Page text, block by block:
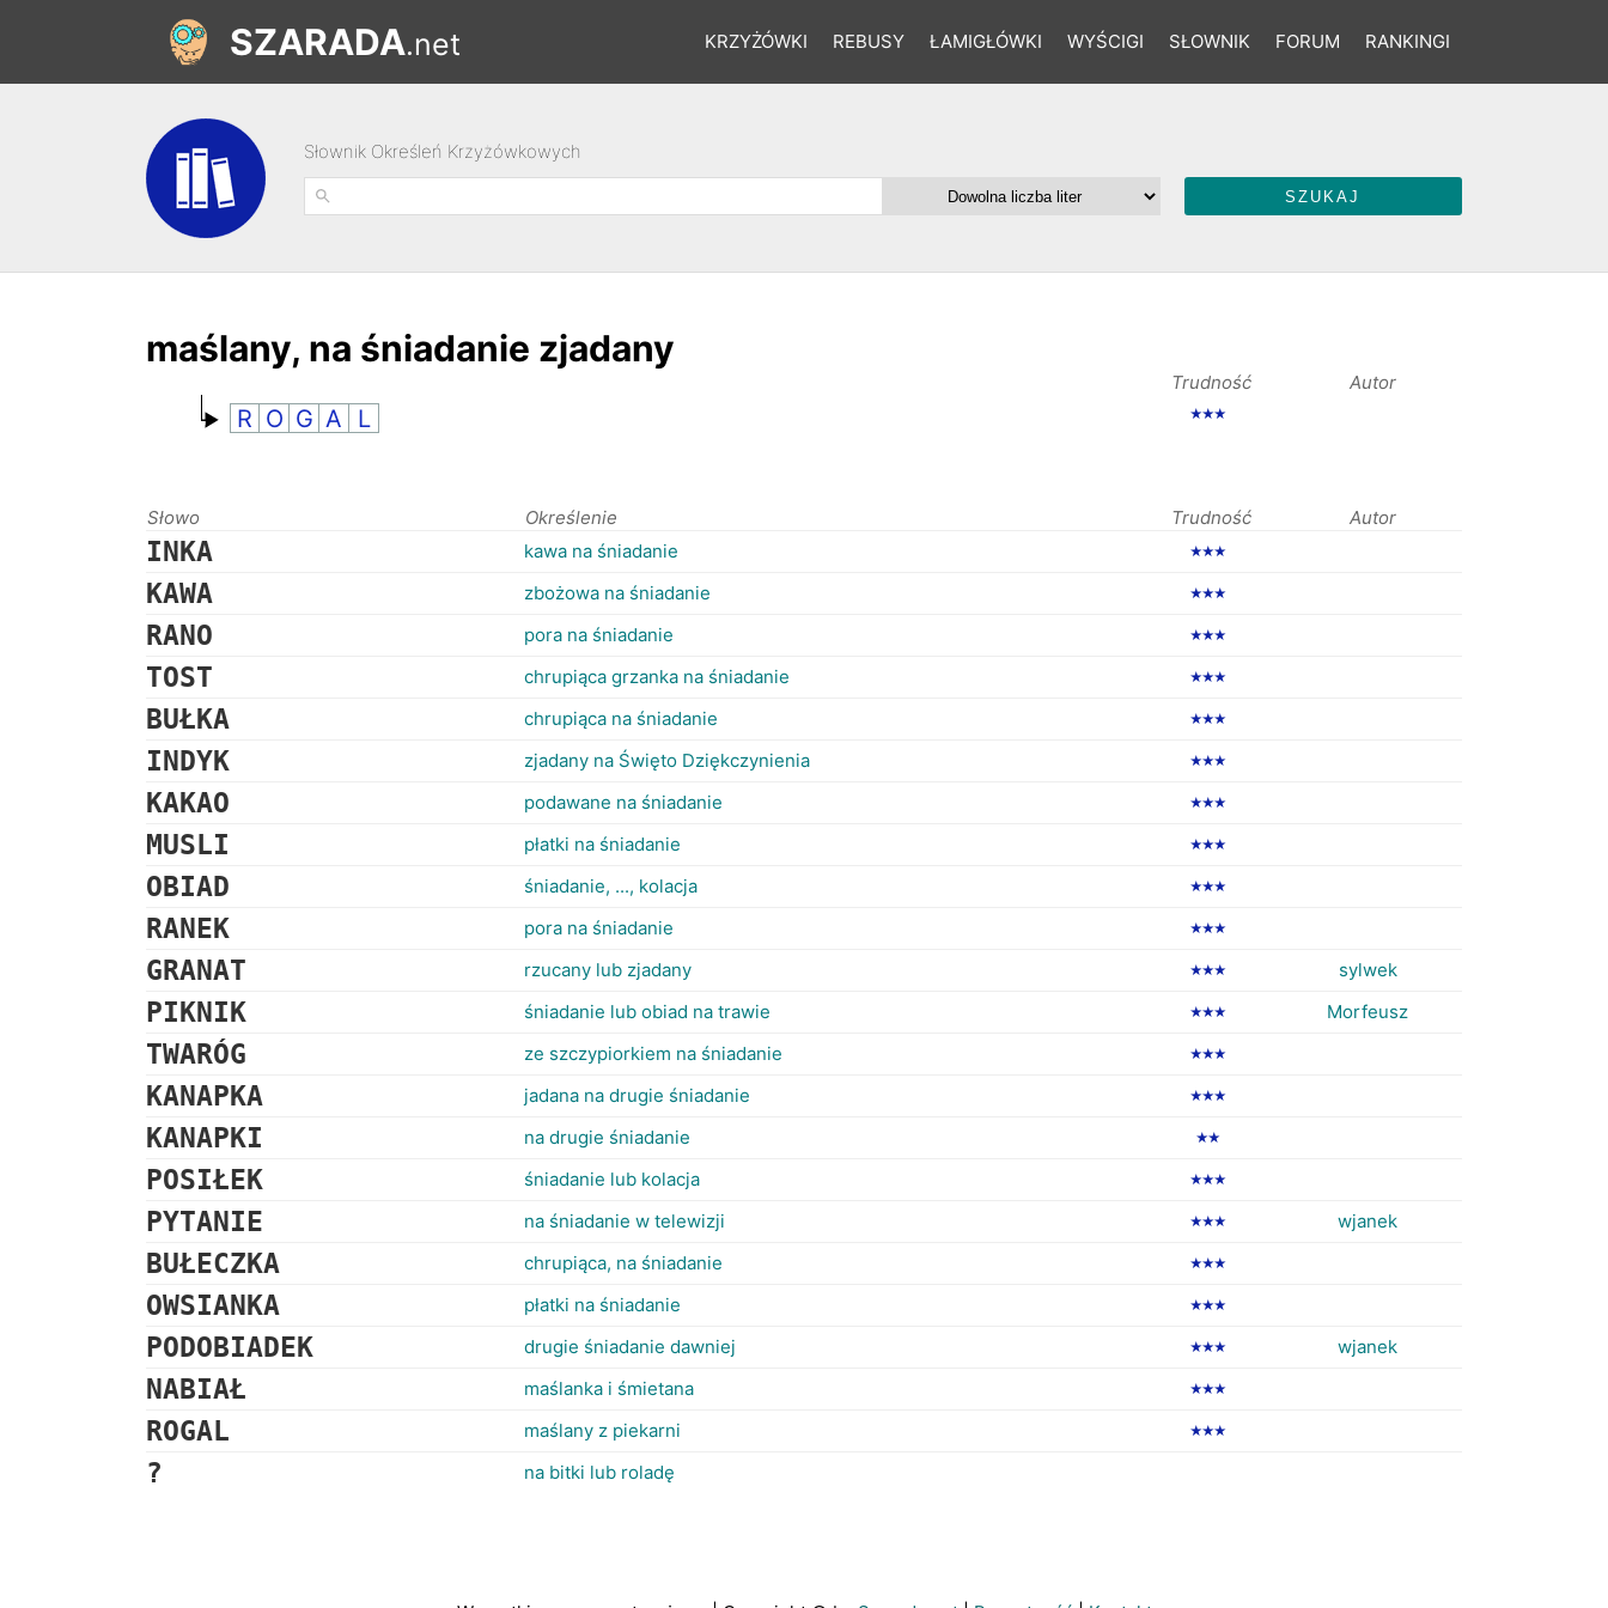
KRZYŻÓWKI REBUSY ŁAMIGŁÓWKI WYŚCIGI SŁOWNIK FORUM RANKINGI
SZARADA.net
Słownik Określeń Krzyżówkowych
maślany, na śniadanie zjadany
Trudność Autor
R O G A L ★★★
Słowo Określenie Trudność Autor
INKA kawa na śniadanie ★★★
KAWA zbożowa na śniadanie ★★★
RANO pora na śniadanie ★★★
TOST chrupiąca grzanka na śniadanie ★★★
BUŁKA chrupiąca na śniadanie ★★★
INDYK zjadany na Święto Dziękczynienia ★★★
KAKAO podawane na śniadanie ★★★
MUSLI płatki na śniadanie ★★★
OBIAD śniadanie, ..., kolacja ★★★
RANEK pora na śniadanie ★★★
GRANAT rzucany lub zjadany ★★★ sylwek
PIKNIK śniadanie lub obiad na trawie ★★★ Morfeusz
TWARÓG ze szczypiorkiem na śniadanie ★★★
KANAPKA jadana na drugie śniadanie ★★★
KANAPKI na drugie śniadanie ★★
POSIŁEK śniadanie lub kolacja ★★★
PYTANIE na śniadanie w telewizji ★★★ wjanek
BUŁECZKA chrupiąca, na śniadanie ★★★
OWSIANKA płatki na śniadanie ★★★
PODOBIADEK drugie śniadanie dawniej ★★★ wjanek
NABIAŁ maślanka i śmietana ★★★
ROGAL maślany z piekarni ★★★
? na bitki lub roladę